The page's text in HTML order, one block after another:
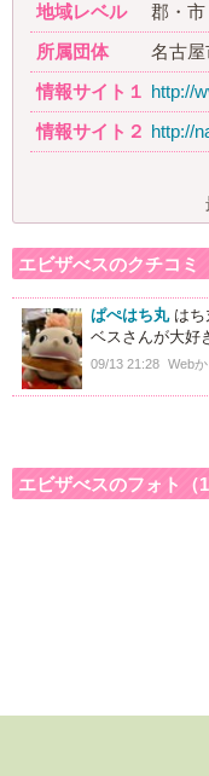
地域レベル
郡・市
所属団体
名古
情報サイト１ http://
情報サイト２ http://
エビザべスのクチコミ
ぱぺはち丸はち
ベスさんが大好
09/13 21:28 Webか
エビザべスのフォト（1